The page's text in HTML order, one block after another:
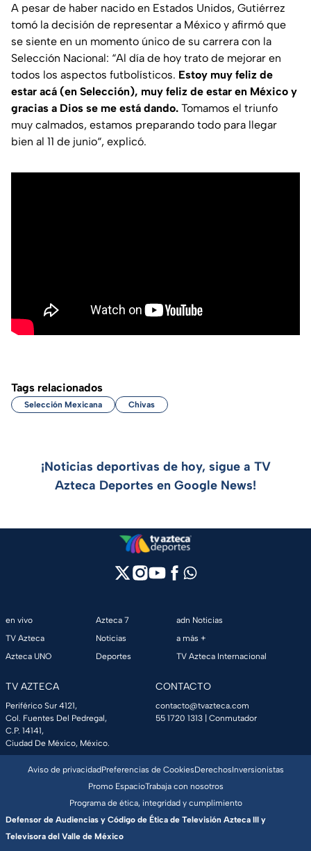
A pesar de haber nacido en Estados Unidos, Gutiérrez
tomó la decisión de representar a México y afirmó que
se siente en un momento único de su carrera con la
Selección Nacional: “Al día de hoy trato de mejorar en
todos los aspectos futbolísticos. Estoy muy feliz de
estar acá (en Selección), muy feliz de estar en México y
gracias a Dios se me está dando. Tomamos el triunfo
muy calmados, estamos preparando todo para llegar
bien al 11 de junio“, explicó.
Tags relacionados
Selección Mexicana Chivas
¡Noticias deportivas de hoy, sigue a TV
Azteca Deportes en Google News!
en vivo
TV Azteca
Azteca UNO
Azteca 7
Noticias
Deportes
adn Noticias
a más +
TV Azteca Internacional
TV AZTECA
Periférico Sur 4121,
Col. Fuentes Del Pedregal,
C.P. 14141,
Ciudad De México, México.
CONTACTO
contacto@tvazteca.com
55 1720 1313 | Conmutador
Aviso de privacidadPreferencias de CookiesDerechosInversionistas
Promo EspacioTrabaja con nosotros
Programa de ética, integridad y cumplimiento
Defensor de Audiencias y Código de Ética de Televisión Azteca III y
Televisora del Valle de México